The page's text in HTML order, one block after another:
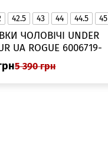
42.5 43 44 44.5 45
ЧОЛОВІЧІ UNDER
ROGUE 6006719-
5 390 грн